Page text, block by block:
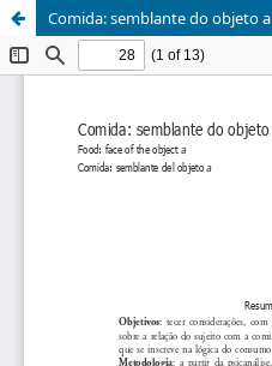
Comida: semblante do objeto a